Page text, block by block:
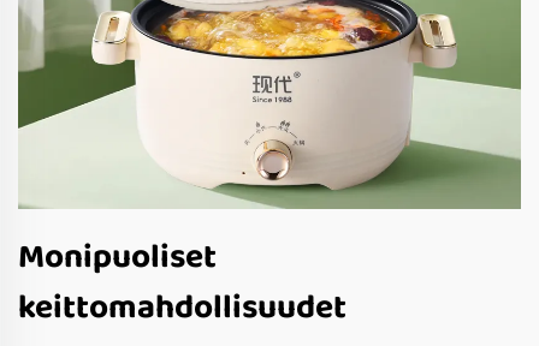
Monipuoliset
keittomahdollisuudet